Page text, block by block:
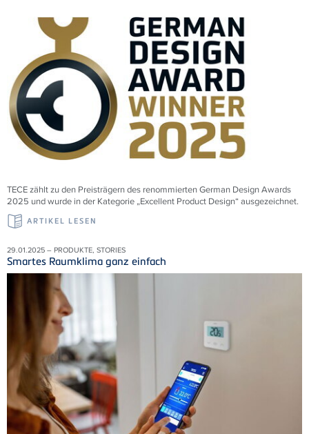
TECE zählt zu den Preisträgern des renommierten German Design Awards
2025 und wurde in der Kategorie „Excellent Product Design“ ausgezeichnet.
ARTIKEL LESEN
29.01.2025 – PRODUKTE, STORIES
Smartes Raumklima ganz einfach